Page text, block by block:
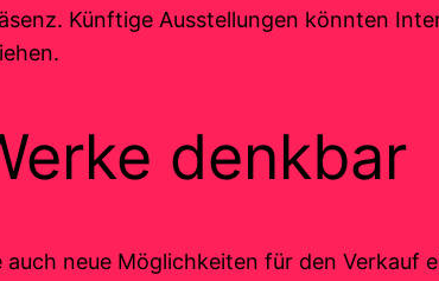
Künftige Ausstellungen könnten
denkbar
neue Möglichkeiten für den Verkauf